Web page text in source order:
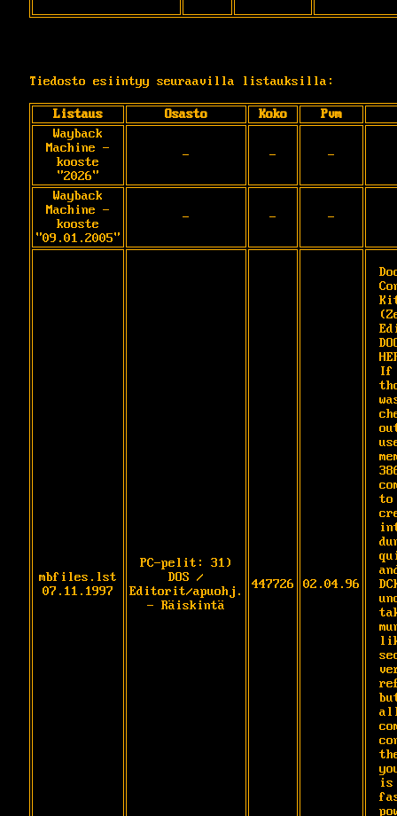
Tiedosto esiintyy seuraavilla listauksilla:
Listaus Osasto Koko
Pvm
Wayback
Machine -
kooste
"2026"
- - -
Wayback
Machine -
kooste
"09.01.2005"
- - -
mbfiles.lst
07.11.1997
PC-pelit: 31)
DOS /
Editorit/apuohj.
- Räiskintä
447726 02.04.96
If
to
is